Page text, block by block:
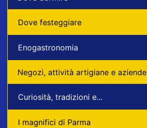
Dove festeggiare
Enogastronomia
Negozì, attività artigiane e aziende
Curiosità, tradizioni e...
I magnifici di Parma